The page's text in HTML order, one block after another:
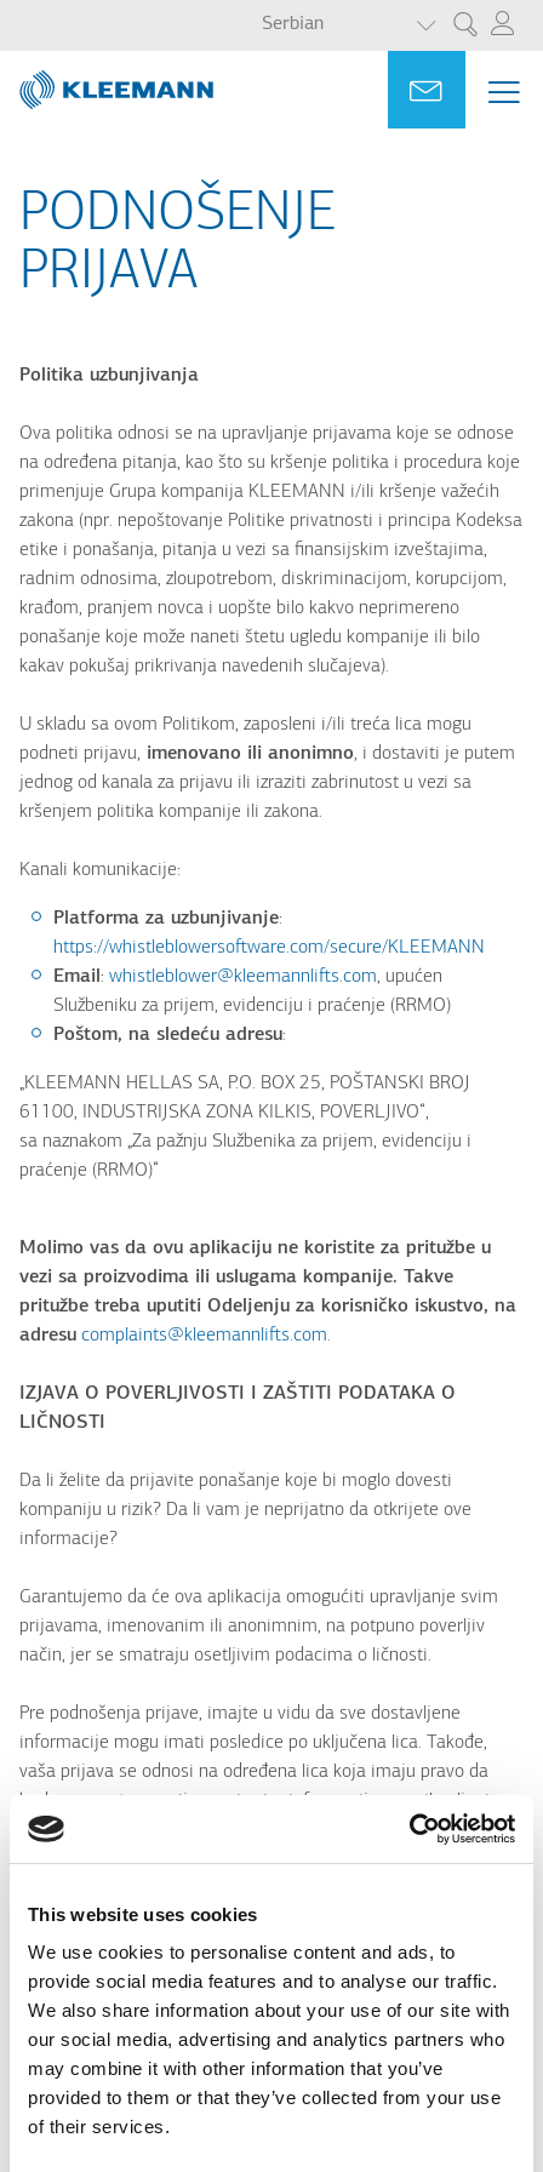
This website uses cookies
We use cookies to personalise content and ads, to
provide social media features and to analyse our traffic.
We also share information about your use of our site with
our social media, advertising and analytics partners who
may combine it with other information that you’ve
provided to them or that they’ve collected from your use
of their services.
main
content
main
search
Претрага
Serbian
LIST
Ask for
PODNOŠENJE
PRIJAVA
Politika uzbunjivanja
Ova politika odnosi se na upravljanje prijavama koje se odnose
na određena pitanja, kao što su kršenje politika i procedura koje
primenjuje Grupa kompanija KLEEMANN i/ili kršenje važećih
zakona (npr. nepoštovanje Politike privatnosti i principa Kodeksa
etike i ponašanja, pitanja u vezi sa finansijskim izveštajima,
radnim odnosima, zloupotrebom, diskriminacijom, korupcijom,
krađom, pranjem novca i uopšte bilo kakvo neprimereno
ponašanje koje može naneti štetu ugledu kompanije ili bilo
kakav pokušaj prikrivanja navedenih slučajeva).
U skladu sa ovom Politikom, zaposleni i/ili treća lica mogu
podneti prijavu, imenovano ili anonimno, i dostaviti je putem
jednog od kanala za prijavu ili izraziti zabrinutost u vezi sa
kršenjem politika kompanije ili zakona.
Kanali komunikacije:
Platforma za uzbunjivanje:
https://whistleblowersoftware.com/secure/KLEEMANN
Email : whistleblower@kleemannlifts.com, upućen
Službeniku za prijem, evidenciju i praćenje (RRMO)
Poštom, na sledeću adresu:
„KLEEMANN HELLAS SA, P.O. BOX 25, POŠTANSKI BROJ
61100, INDUSTRIJSKA ZONA KILKIS, POVERLJIVO“,
sa naznakom „Za pažnju Službenika za prijem, evidenciju i
praćenje (RRMO)“
Molimo vas da ovu aplikaciju ne koristite za pritužbe u
vezi sa proizvodima ili uslugama kompanije. Takve
pritužbe treba uputiti Odeljenju za korisničko iskustvo, na
adresu complaints@kleemannlifts.com.
IZJAVA O POVERLJIVOSTI I ZAŠTITI PODATAKA O
LIČNOSTI
Da li želite da prijavite ponašanje koje bi moglo dovesti
kompaniju u rizik? Da li vam je neprijatno da otkrijete ove
informacije?
Garantujemo da će ova aplikacija omogućiti upravljanje svim
prijavama, imenovanim ili anonimnim, na potpuno poverljiv
način, jer se smatraju osetljivim podacima o ličnosti.
Pre podnošenja prijave, imajte u vidu da sve dostavljene
informacije mogu imati posledice po uključena lica. Takođe,
vaša prijava se odnosi na određena lica koja imaju pravo da
budu upoznata sa prijavom i svim informacijama prikupljenim u
vezi sa njom.
i lica pomenuta u tim prijavama, imaju pravo na pristup,
ispravku, ažuriranje, prigovor i brisanje svojih podataka o
ličnosti u skladu sa Opštom uredbom o zaštiti podataka (EU
679/2016 – GDPR).
KLEEMANN prikuplja i čuva samo neophodne podatke, briše ih
na bezbedan način nakon tri (3) godine, osim ako postoje
ozbiljni razlozi za njihovo zadržavanje, i obezbeđuje
Portal